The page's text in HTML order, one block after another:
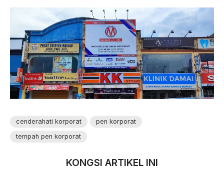
cenderahati korporat
pen korporat
tempah pen korporat
KONGSI ARTIKEL INI